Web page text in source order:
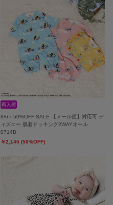
8/6～50%OFF SALE 【メール便】対応可 デ
ィズニー 肌着ドッキング2WAYオール
0714B
￥2,145 (50%OFF)